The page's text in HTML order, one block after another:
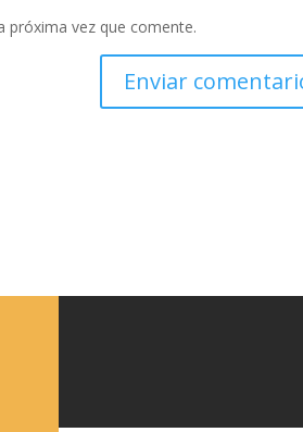
próxima vez que comente.